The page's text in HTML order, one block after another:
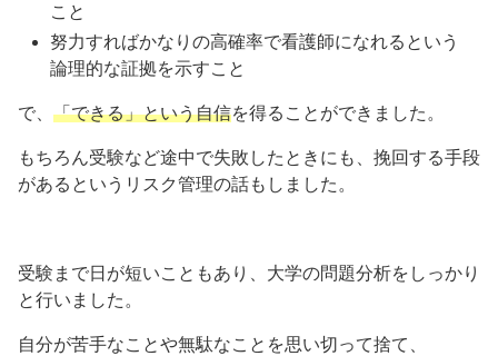
こと
努力すればかなりの高確率で看護師になれるという
論理的な証拠を示すこと
で、 「できる」という自信を得ることができました。
もちろん受験など途中で失敗したときにも、挽回する手段
があるというリスク管理の話もしました。
受験まで日が短いこともあり、大学の問題分析をしっかり
と行いました。
自分が苦手なことや無駄なことを思い切って捨て、